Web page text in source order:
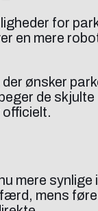
for
en mere
ønsker
de skjulte
mere
mens